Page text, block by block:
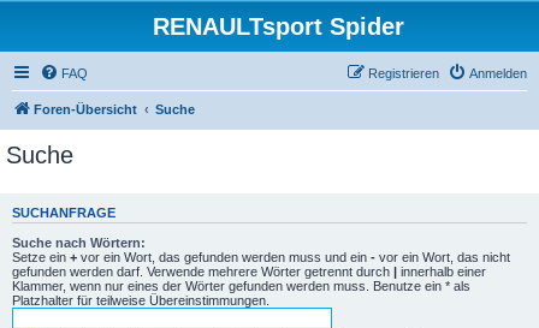
RENAULTsport Spider
FAQ Anmelden
Registrieren
Foren-Übersicht Suche
Suche
SUCHANFRAGE
Suche nach Wörtern:
Setze ein + vor ein Wort, das gefunden werden muss und ein - vor ein Wort, das nicht
gefunden werden darf. Verwende mehrere Wörter getrennt durch | innerhalb einer
Klammer, wenn nur eines der Wörter gefunden werden muss. Benutze ein * als
Platzhalter für teilweise Übereinstimmungen.